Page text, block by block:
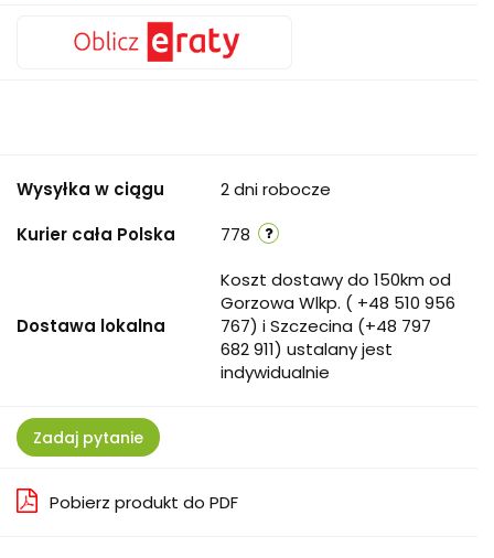
Wysyłka w ciągu
2 dni robocze
Kurier cała Polska
778
Dostawa lokalna
Koszt dostawy do 150km od
Gorzowa Wlkp. ( +48 510 956
767) i Szczecina (+48 797
682 911) ustalany jest
indywidualnie
Zadaj pytanie
Pobierz produkt do PDF